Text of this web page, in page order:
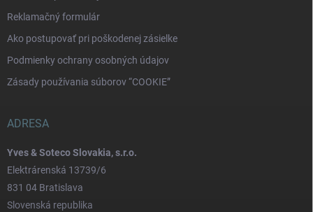
Reklamačný formulár
Ako postupovať pri poškodenej zásielke
Podmienky ochrany osobných údajov
Zásady používania súborov “COOKIE”
ADRESA
Yves & Soteco Slovakia, s.r.o.
Elektrárenská 13739/6
831 04 Bratislava
Slovenská republika